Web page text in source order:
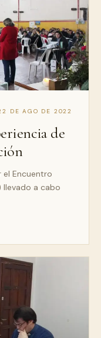
DE AGO DE 2022
de
Encuentro
llevado a cabo